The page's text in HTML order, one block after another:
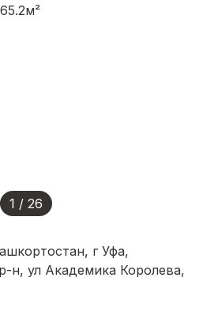
1 / 26
г Уфа,
н, ул Академика Королева,